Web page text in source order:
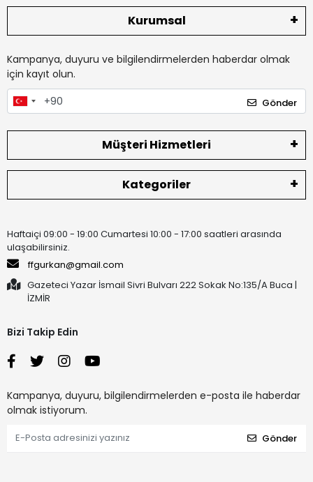
Kurumsal
Kampanya, duyuru ve bilgilendirmelerden haberdar olmak
için kayıt olun.
Gönder
Müşteri Hizmetleri
Kategoriler
Haftaiçi 09:00 - 19:00 Cumartesi 10:00 - 17:00 saatleri arasında
ulaşabilirsiniz.
ffgurkan@gmail.com
Gazeteci Yazar İsmail Sivri Bulvarı 222 Sokak No:135/A Buca |
İZMİR
Bizi Takip Edin
Kampanya, duyuru, bilgilendirmelerden e-posta ile haberdar
olmak istiyorum.
Gönder